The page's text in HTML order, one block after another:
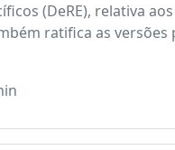
(DeRE), relativa
ratifica as versões